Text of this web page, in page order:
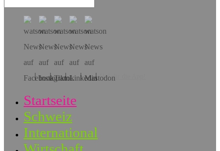
Hol dir die App!
Startseite
Schweiz
International